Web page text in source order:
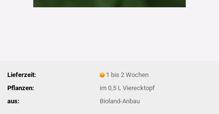
Lieferzeit:
1 bis 2 Wochen
Pflanzen:
im 0,5 L Vierecktopf
aus:
Bioland-Anbau